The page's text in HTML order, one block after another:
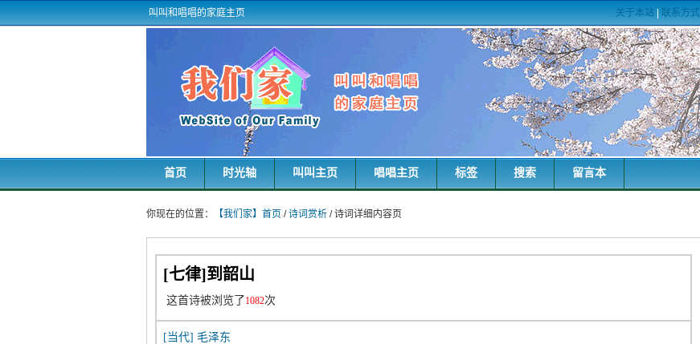
关于本站 联系方式
叫叫和唱唱的家庭主页
首页 时光轴 叫叫主页 唱唱主页 标签 搜索 留言本
你现在的位置： 【我们家】首页 /诗词赏析 / 诗词详细内容页
[七律]到韶山
这首诗被浏览了1082次
[当代] 毛泽东